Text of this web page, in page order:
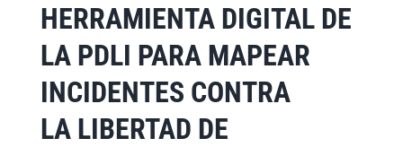
HERRAMIENTA DIGITAL DE
LA PDLI PARA MAPEAR
INCIDENTES CONTRA
LA LIBERTAD DE